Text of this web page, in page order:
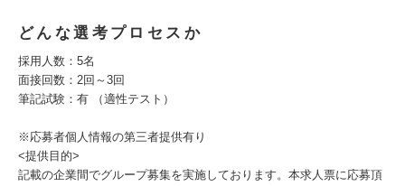
どんな選考プロセスか
採用人数：5名
面接回数：2回～3回
筆記試験：有 （適性テスト）
※応募者個人情報の第三者提供有り
<提供目的>
記載の企業間でグループ募集を実施しております。本求人票に応募頂